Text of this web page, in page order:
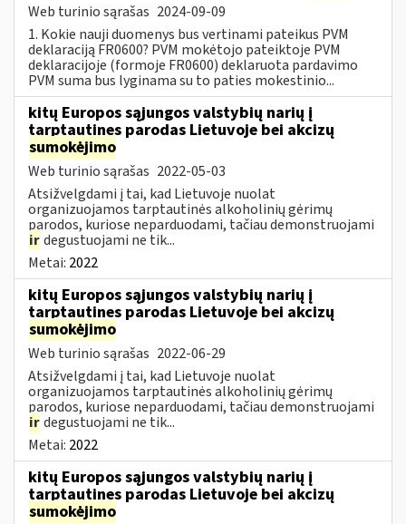
Web turinio sąrašas 2024-09-09
1. Kokie nauji duomenys bus vertinami pateikus PVM
deklaraciją FR0600? PVM mokėtojo pateiktoje PVM
deklaracijoje (formoje FR0600) deklaruota pardavimo
PVM suma bus lyginama su to paties mokestinio...
kitų Europos sąjungos valstybių narių į
tarptautines parodas Lietuvoje bei akcizų
sumokėjimo
Web turinio sąrašas 2022-05-03
Atsižvelgdami į tai, kad Lietuvoje nuolat
organizuojamos tarptautinės alkoholinių gėrimų
parodos, kuriose neparduodami, tačiau demonstruojami
irdegustuojami ne tik...
Metai: 2022
kitų Europos sąjungos valstybių narių į
tarptautines parodas Lietuvoje bei akcizų
sumokėjimo
Web turinio sąrašas 2022-06-29
Atsižvelgdami į tai, kad Lietuvoje nuolat
organizuojamos tarptautinės alkoholinių gėrimų
parodos, kuriose neparduodami, tačiau demonstruojami
irdegustuojami ne tik...
Metai: 2022
kitų Europos sąjungos valstybių narių į
tarptautines parodas Lietuvoje bei akcizų
sumokėjimo